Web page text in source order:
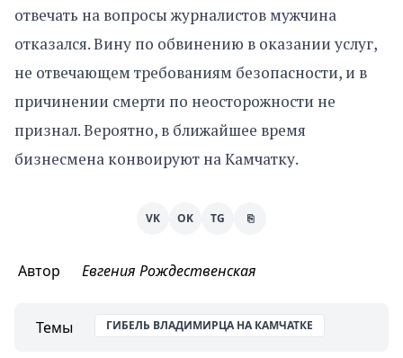
отвечать на вопросы журналистов мужчина
отказался. Вину по обвинению в оказании услуг,
не отвечающем требованиям безопасности, и в
причинении смерти по неосторожности не
признал. Вероятно, в ближайшее время
бизнесмена конвоируют на Камчатку.
VK OK TG ⎘
Автор Евгения Рождественская
Темы ГИБЕЛЬ ВЛАДИМИРЦА НА КАМЧАТКЕ